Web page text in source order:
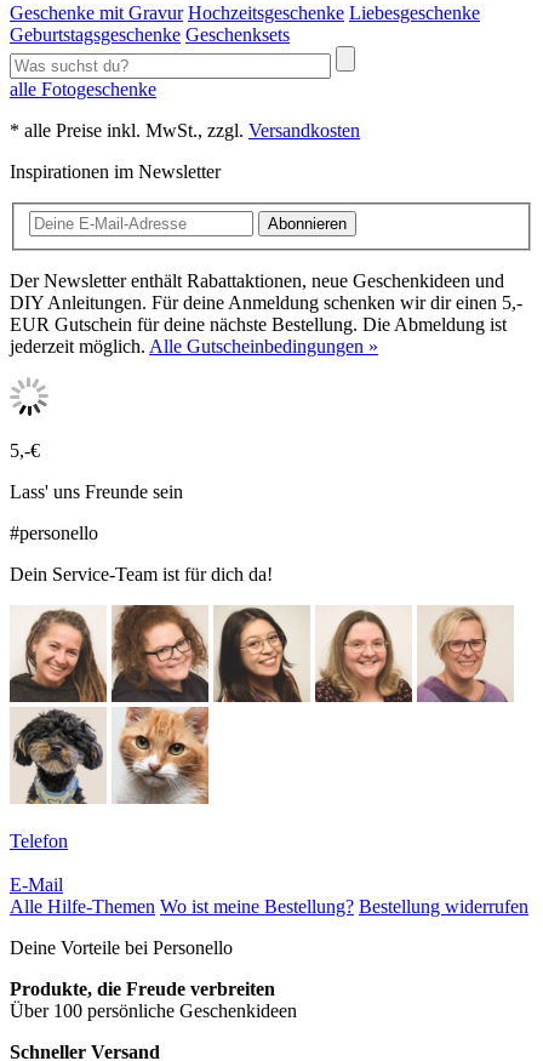
Geschenke mit Gravur Hochzeitsgeschenke Liebesgeschenke
Geburtstagsgeschenke Geschenksets
alle Fotogeschenke
* alle Preise inkl. MwSt., zzgl. Versandkosten
Inspirationen im Newsletter
Abonnieren
Der Newsletter enthält Rabattaktionen, neue Geschenkideen und
DIY Anleitungen. Für deine Anmeldung schenken wir dir einen 5,-
EUR Gutschein für deine nächste Bestellung. Die Abmeldung ist
jederzeit möglich. Alle Gutscheinbedingungen »
5,-€
Lass' uns Freunde sein
#personello
Dein Service-Team ist für dich da!
Telefon
E-Mail
Alle Hilfe-Themen Wo ist meine Bestellung? Bestellung widerrufen
Deine Vorteile bei Personello
Produkte, die Freude verbreiten
Über 100 persönliche Geschenkideen
Schneller Versand